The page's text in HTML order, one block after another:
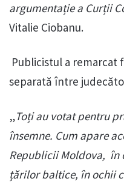
argumentație a Curții
Vitalie Ciobanu.
Publicistul a remarcat
separată între
„Toți au votat pentru
însemne. Cum apare
Republicii Moldova, în
țărilor baltice, în ochii